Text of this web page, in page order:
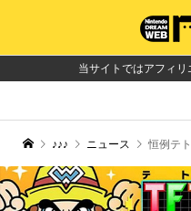
当サイトではアフィ
♪♪♪ ニュース 恒例テト1カ